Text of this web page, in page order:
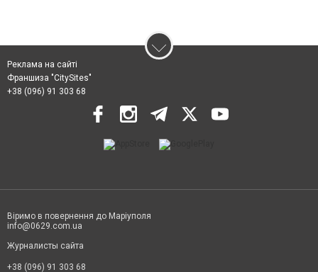
Реклама на сайті
Франшиза "CitySites"
+38 (096) 91 303 68
Віримо в повернення до Маріуполя
info@0629.com.ua
Журналисты сайта
+38 (096) 91 303 68